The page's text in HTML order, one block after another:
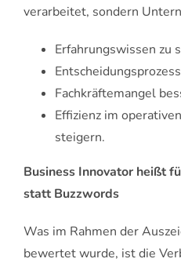
verarbeitet, sondern
Erfahrungswissen zu
Fachkräftemangel
Effizienz im
steigern.
Business Innovator heißt
statt Buzzwords
Was im Rahmen der
bewertet wurde, ist die